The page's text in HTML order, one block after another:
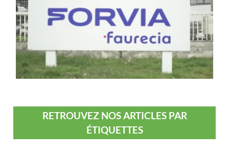
RETROUVEZ NOS ARTICLES PAR
ÉTIQUETTES